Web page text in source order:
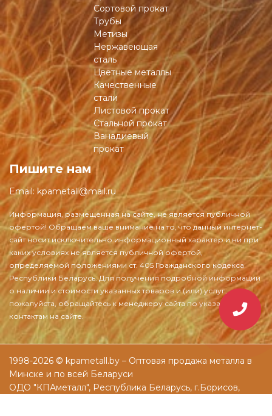
Сортовой прокат
Трубы
Метизы
Нержавеющая
сталь
Цветные металлы
Качественные
стали
Листовой прокат
Стальной прокат
Ванадиевый
прокат
Пишите нам
Email: kpametall@mail.ru
1998-2026 © kpametall.by – Оптовая продажа металла в
Минске и по всей Беларуси
ОДО "КПАметалл", Республика Беларусь, г.Борисов,